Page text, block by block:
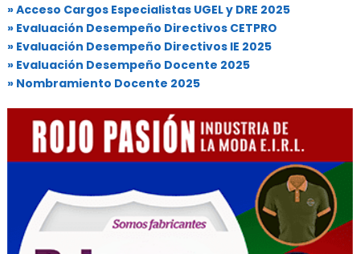
» Acceso Cargos Especialistas UGEL y DRE 2025
» Evaluación Desempeño Directivos CETPRO
» Evaluación Desempeño Directivos IE 2025
» Evaluación Desempeño Docente 2025
» Nombramiento Docente 2025